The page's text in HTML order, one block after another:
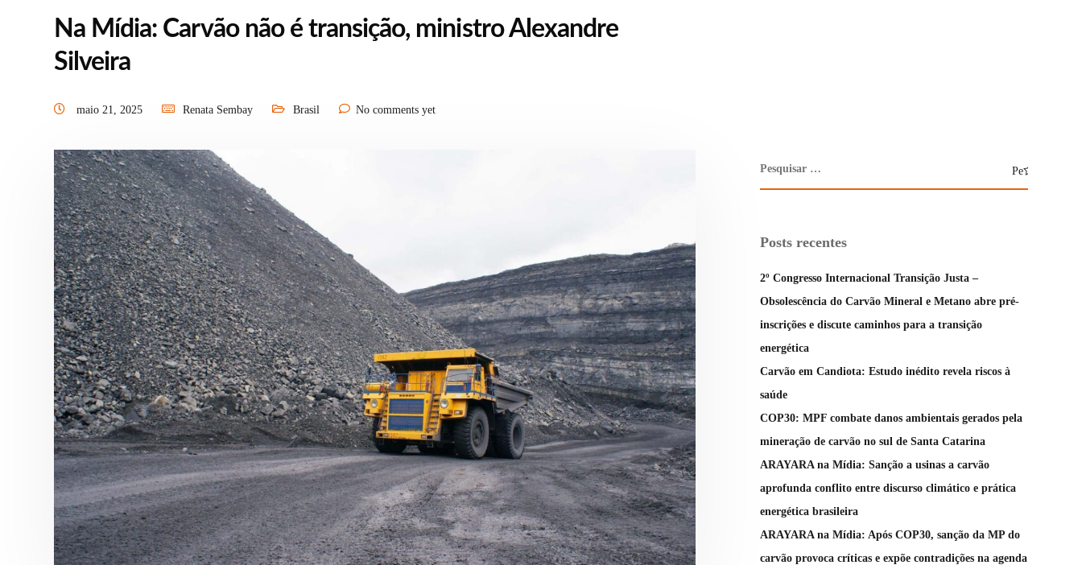
Na Mídia: Carvão não é transição, ministro Alexandre
Silveira
maio 21, 2025 Renata Sembay Brasil No comments yet
Posts recentes
2º Congresso Internacional Transição Justa –
Obsolescência do Carvão Mineral e Metano abre pré-
inscrições e discute caminhos para a transição
energética
Carvão em Candiota: Estudo inédito revela riscos à
saúde
COP30: MPF combate danos ambientais gerados pela
mineração de carvão no sul de Santa Catarina
ARAYARA na Mídia: Sanção a usinas a carvão
aprofunda conflito entre discurso climático e prática
energética brasileira
ARAYARA na Mídia: Após COP30, sanção da MP do
carvão provoca críticas e expõe contradições na agenda